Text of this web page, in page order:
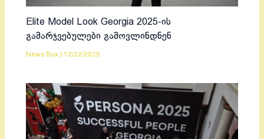
Elite Model Look Georgia 2025-ის
გამარჯვებულები გამოვლინდნენ
News Box |12/22/2025